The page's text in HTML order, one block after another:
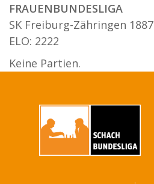
FRAUENBUNDESLIGA
SK Freiburg-Zähringen 1887
ELO: 2222
Keine Partien.